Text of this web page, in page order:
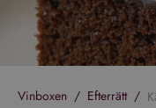
Vinboxen / Efterrätt /